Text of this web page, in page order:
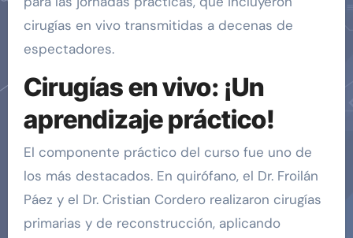
cirugías en vivo transmitidas a decenas de
espectadores.
Cirugías en vivo: ¡Un
aprendizaje práctico!
El componente práctico del curso fue uno de
los más destacados. En quirófano, el Dr. Froilán
Páez y el Dr. Cristian Cordero realizaron cirugías
primarias y de reconstrucción, aplicando